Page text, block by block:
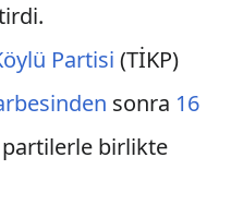
Partisi (TİKP)
sonra 16
birlikte